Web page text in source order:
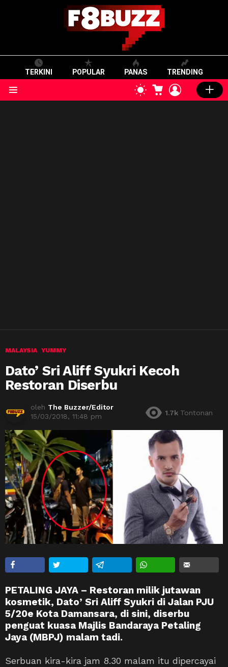
TERKINI POPULAR PANAS TRENDING
SWITCH
SKIN
CART LOGIN
MALAYSIA YUMMY
Dato’ Sri Aliff Syukri Kecoh
Restoran Diserbu
oleh The Buzzer/Editor
15/03/2018, 11:48 pm
1.7k Tontonan
PETALING JAYA – Restoran milik jutawan
kosmetik, Dato’ Sri Aliff Syukri di Jalan PJU
5/20e Kota Damansara, di sini, diserbu
penguat kuasa Majlis Bandaraya Petaling
Jaya (MBPJ) malam tadi.
Serbuan kira-kira jam 8.30 malam itu dipercayai